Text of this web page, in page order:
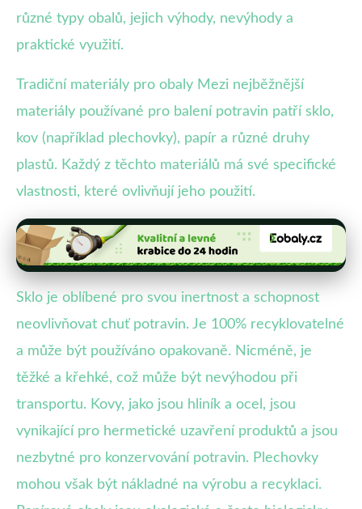
různé typy obalů, jejich výhody, nevýhody a
praktické využití.
Tradiční materiály pro obaly Mezi nejběžnější
materiály používané pro balení potravin patří sklo,
kov (například plechovky), papír a různé druhy
plastů. Každý z těchto materiálů má své specifické
vlastnosti, které ovlivňují jeho použití.
Sklo je oblíbené pro svou inertnost a schopnost
neovlivňovat chuť potravin. Je 100% recyklovatelné
a může být používáno opakovaně. Nicméně, je
těžké a křehké, což může být nevýhodou při
transportu. Kovy, jako jsou hliník a ocel, jsou
vynikající pro hermetické uzavření produktů a jsou
nezbytné pro konzervování potravin. Plechovky
mohou však být nákladné na výrobu a recyklaci.